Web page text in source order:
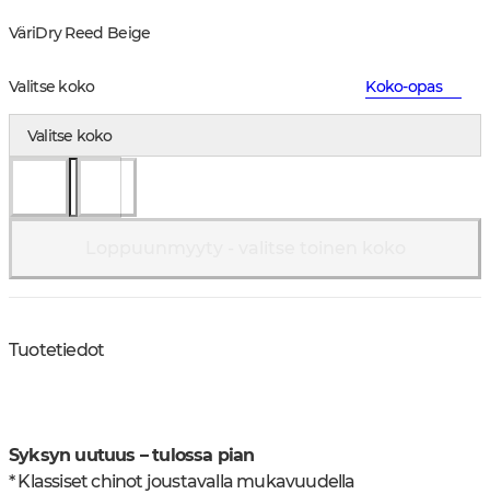
VäriDry Reed Beige
Valitse koko Koko-opas
Valitse koko
Tuotetiedot
Syksyn uutuus – tulossa pian
* Klassiset chinot joustavalla mukavuudella